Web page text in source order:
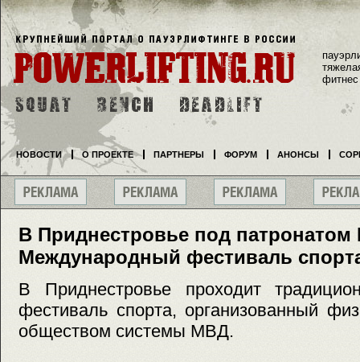
В Приднестровье под
Международный фестиваль
В Приднестровье проходит
фестиваль спорта, организованный
обществом системы МВД.
фитнес
НОВОСТИ О ПРОЕКТЕ ПАРТНЕРЫ ФОРУМ АНОНСЫ